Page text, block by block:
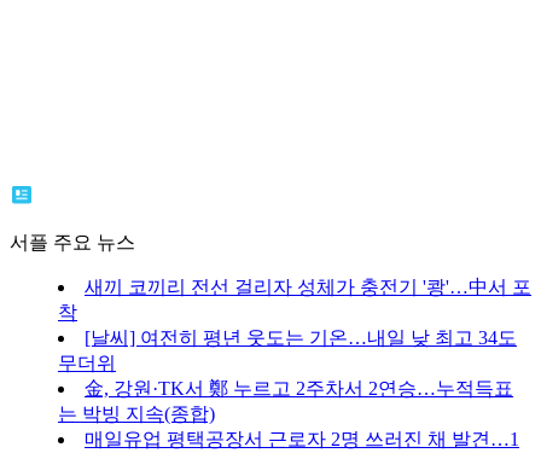
서플 주요 뉴스
새끼 코끼리 전선 걸리자 성체가 충전기 '쾅'…中서 포
착
[날씨] 여전히 평년 웃도는 기온…내일 낮 최고 34도
무더위
金, 강원·TK서 鄭 누르고 2주차서 2연승…누적득표
는 박빙 지속(종합)
매일유업 평택공장서 근로자 2명 쓰러진 채 발견…1